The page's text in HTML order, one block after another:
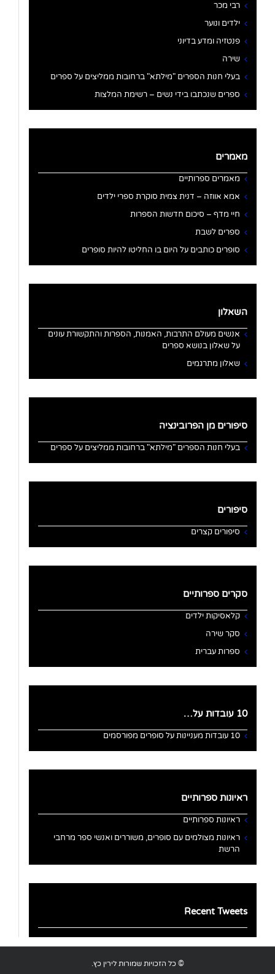
רבי מכר
ילדים ונוער
פנטזיה ומדע בדיוני
שירה
בעלי חנות הספרים "מילתא" ברחובות ממליצים על ספרים
ספרים שנכתבו בידי נשים – רשימת המלצות
מאמרים
מאמרים ספרותיים
אמא אווזה – דנית צמית סוקרת ספרי ילדים
חיי מדף – סיכום חדשות הספרות
ספרים לשבת
סופרים כותבים על היום בו החליטו להיות סופרים
השאלון
אנשים מעולם התרבות, האמנות, הספרות והתקשורת עונים
על שאלון בנושא ספרים
שאלון מתרגמים
סיפורים מן הפרובינציה
בעלי חנות הספרים "מילתא" ברחובות ממליצים על ספרים
סיפורים
סיפורים קצרים
סקרים ספרותיים
קלאסיקות ילדים
סקר שירה
ספרות עברית
10 עובדות על…
10 עובדות מעניינות על סופרים מפורסמים
ראיונות ספרותיים
ראיונות ספרותיים
ראיונות מצולמים עם סופרים, משוררים ואנשי ספר מרחבי
הרשת
Recent Tweets
© כל הזכויות שמורות לירין כץ.